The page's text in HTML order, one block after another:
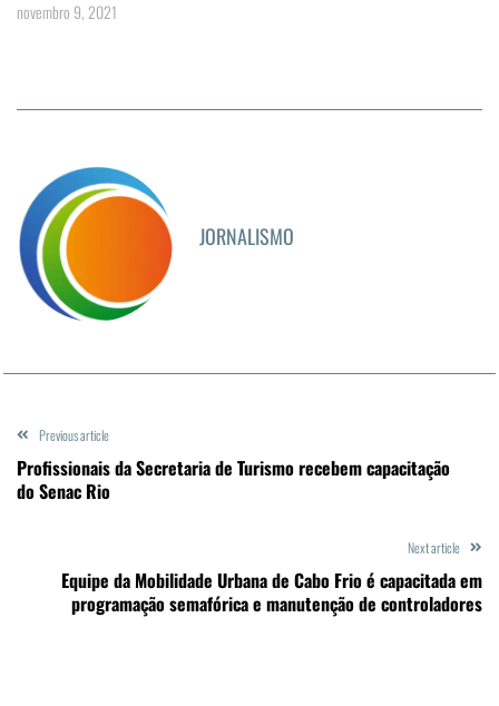
novembro 9, 2021
JORNALISMO
Previous article
Profissionais da Secretaria de Turismo recebem capacitação
do Senac Rio
Next article
Equipe da Mobilidade Urbana de Cabo Frio é capacitada em
programação semafórica e manutenção de controladores